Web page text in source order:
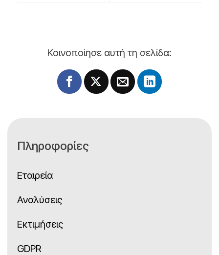
Κοινοποίησε αυτή τη σελίδα:
Πληροφορίες
Εταιρεία
Αναλύσεις
Εκτιμήσεις
GDPR